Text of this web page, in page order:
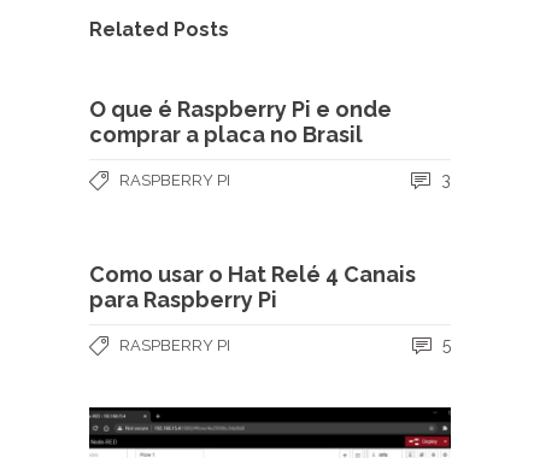
Related Posts
O que é Raspberry Pi e onde
comprar a placa no Brasil
RASPBERRY PI 3
Como usar o Hat Relé 4 Canais
para Raspberry Pi
RASPBERRY PI 5